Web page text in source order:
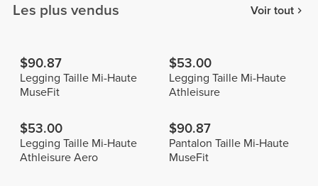
Les plus vendus Voir tout
$90.87
Legging Taille Mi-Haute
MuseFit
$53.00
Legging Taille Mi-Haute
Athleisure
$53.00
Legging Taille Mi-Haute
Athleisure Aero
$90.87
Pantalon Taille Mi-Haute
MuseFit